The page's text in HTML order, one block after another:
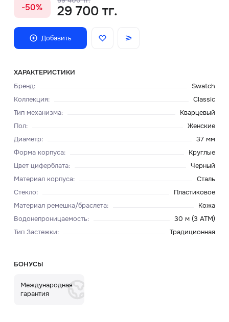
-50% 29 700 тг.
Добавить
ХАРАКТЕРИСТИКИ
Бренд:
Swatch
Коллекция:
Classic
Тип механизма:
Кварцевый
Пол:
Женские
Диаметр:
37 мм
Форма корпуса:
Круглые
Цвет циферблата:
Черный
Материал корпуса:
Сталь
Стекло:
Пластиковое
Материал ремешка/браслета:
Кожа
Водонепроницаемость:
30 м (3 ATM)
Тип Застежки: Традиционная
БОНУСЫ
Международная
гарантия
Доставка и оплата
Блог